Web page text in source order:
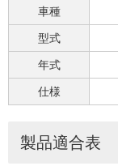
車種
型式
年式
仕様
製品適合表